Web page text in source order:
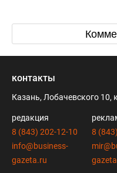
контакты
Казань, Лобачевского 10,
редакция
8 (843) 202-12-10
info@business-
gazeta.ru
8